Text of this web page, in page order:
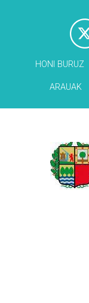
HONI BURUZ
ARAUAK